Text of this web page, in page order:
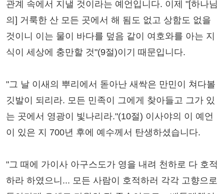
관계 속에서 지낼 것이라는 예언입니다. 이제 "[하나님
의] 거룩한 산 모든 곳에서 해 됨도 없고 상함도 없을
것이니 이는 물이 바다를 덮음 같이 여호와를 아는 지
식이 세상에 충만할 것"(9절)이기 때문입니다.
"그 날 이새의 뿌리에서 돋아난 새싹은 만민이 쳐다볼
깃발이 되리라. 모든 민족이 그에게 찾아들고 그가 있
는 곳에서 영광이 빛나리라."(10절) 이사야의 이 예언
이 있은 지 700년 후에 예수께서 탄생하셨습니다.
"그 때에 가이사 아구스도가 영을 내려 천하로 다 호적
하라 하였으니... 모든 사람이 호적하러 각각 고향으로